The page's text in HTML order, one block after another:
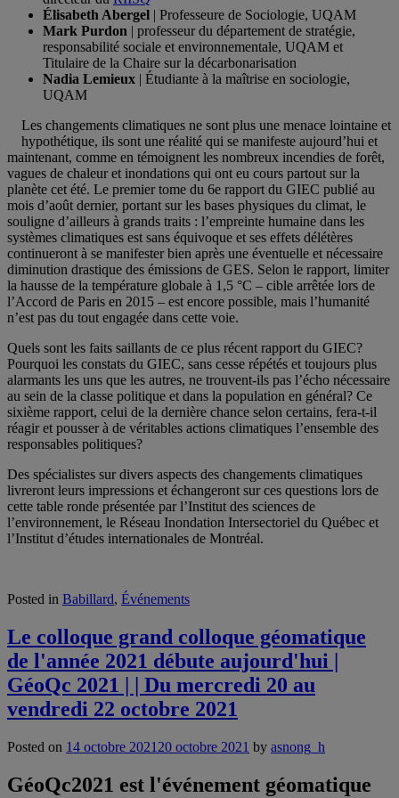
Élisabeth Abergel | Professeure de Sociologie, UQAM
Mark Purdon | professeur du département de stratégie,
responsabilité sociale et environnementale, UQAM et
Titulaire de la Chaire sur la décarbonarisation
Nadia Lemieux | Étudiante à la maîtrise en sociologie,
UQAM
Les changements climatiques ne sont plus une menace lointaine et
hypothétique, ils sont une réalité qui se manifeste aujourd’hui et
maintenant, comme en témoignent les nombreux incendies de forêt,
vagues de chaleur et inondations qui ont eu cours partout sur la
planète cet été. Le premier tome du 6e rapport du GIEC publié au
mois d’août dernier, portant sur les bases physiques du climat, le
souligne d’ailleurs à grands traits : l’empreinte humaine dans les
systèmes climatiques est sans équivoque et ses effets délétères
continueront à se manifester bien après une éventuelle et nécessaire
diminution drastique des émissions de GES. Selon le rapport, limiter
la hausse de la température globale à 1,5 °C – cible arrêtée lors de
l’Accord de Paris en 2015 – est encore possible, mais l’humanité
n’est pas du tout engagée dans cette voie.
Quels sont les faits saillants de ce plus récent rapport du GIEC?
Pourquoi les constats du GIEC, sans cesse répétés et toujours plus
alarmants les uns que les autres, ne trouvent-ils pas l’écho nécessaire
au sein de la classe politique et dans la population en général? Ce
sixième rapport, celui de la dernière chance selon certains, fera-t-il
réagir et pousser à de véritables actions climatiques l’ensemble des
responsables politiques?
Des spécialistes sur divers aspects des changements climatiques
livreront leurs impressions et échangeront sur ces questions lors de
cette table ronde présentée par l’Institut des sciences de
l’environnement, le Réseau Inondation Intersectoriel du Québec et
l’Institut d’études internationales de Montréal.
Posted in Babillard, Événements
Le colloque grand colloque géomatique
de l'année 2021 débute aujourd'hui |
GéoQc 2021 | | Du mercredi 20 au
vendredi 22 octobre 2021
Posted on 14 octobre 2021 20 octobre 2021 by asnong_h
GéoQc2021 est l'événement géomatique